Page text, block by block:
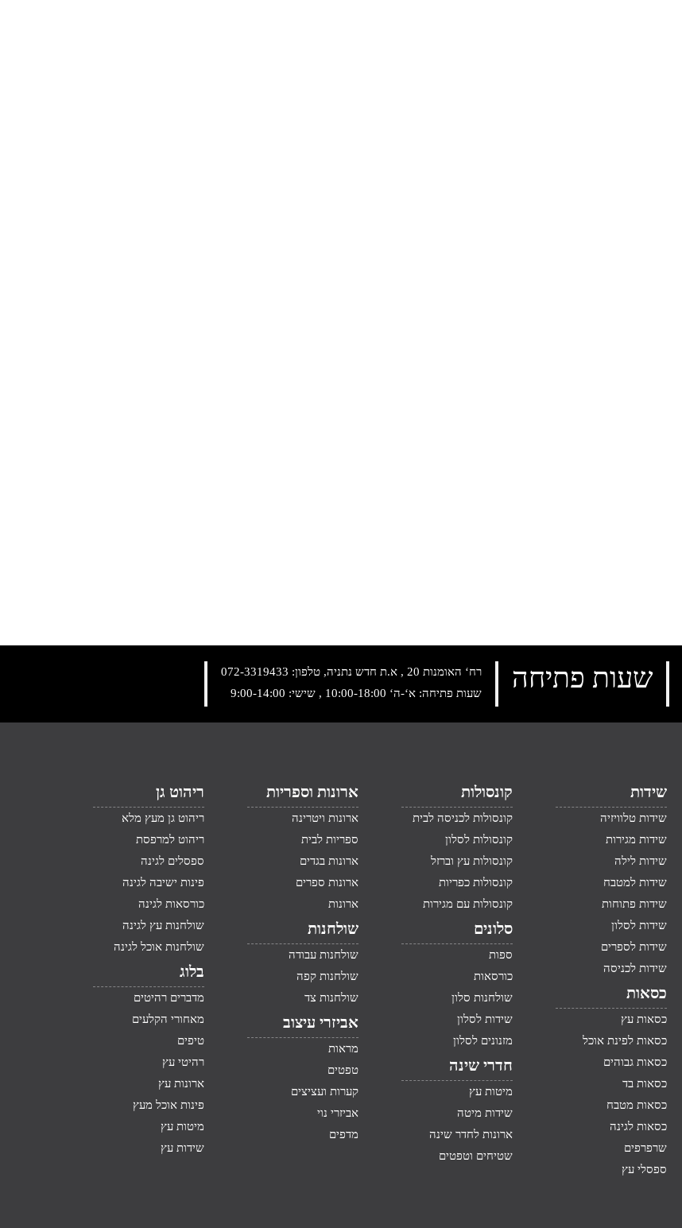
רח‘ האומנות 20 , א.ת חדש נתניה, טלפון:
072-3319433
שעות פתיחה: א‘-ה‘ 10:00-18:00 , שישי: 9:00-14:00
שעות פתיחה
שידות
שידות טלוויזיה
שידות מגירות
שידות לילה
שידות למטבח
שידות פתוחות
שידות לסלון
שידות לספרים
שידות לכניסה
כסאות
כסאות עץ
כסאות לפינת אוכל
כסאות גבוהים
כסאות בד
כסאות מטבח
כסאות לגינה
שרפרפים
ספסלי עץ
קונסולות
קונסולות לכניסה לבית
קונסולות לסלון
קונסולות עץ וברזל
קונסולות כפריות
קונסולות עם מגירות
סלונים
ספות
כורסאות
שולחנות סלון
שידות לסלון
מזנונים לסלון
חדרי שינה
מיטות עץ
שידות מיטה
ארונות לחדר שינה
שטיחים וטפטים
ארונות וספריות
ארונות ויטרינה
ספריות לבית
ארונות בגדים
ארונות ספרים
ארונות
שולחנות
שולחנות עבודה
שולחנות קפה
שולחנות צד
אביזרי עיצוב
מראות
טפטים
קערות ועציצים
אביזרי נוי
מדפים
ריהוט גן
ריהוט גן מעץ מלא
ריהוט למרפסת
ספסלים לגינה
פינות ישיבה לגינה
כורסאות לגינה
שולחנות עץ לגינה
שולחנות אוכל לגינה
בלוג
מדברים רהיטים
מאחורי הקלעים
טיפים
רהיטי עץ
ארונות עץ
פינות אוכל מעץ
מיטות עץ
שידות עץ